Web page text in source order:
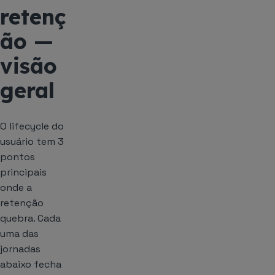
retenç
ão —
visão
geral
O lifecycle do
usuário tem 3
pontos
principais
onde a
retenção
quebra. Cada
uma das
jornadas
abaixo fecha